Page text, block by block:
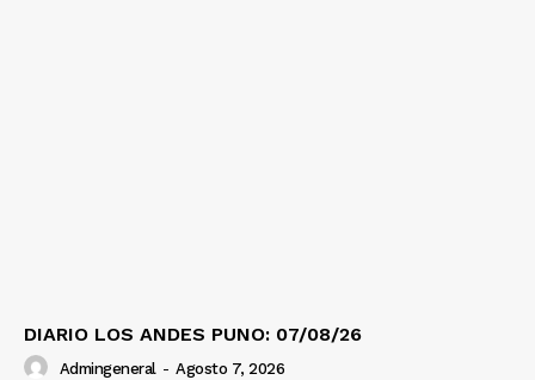
DIARIO LOS ANDES PUNO: 07/08/26
Admingeneral - Agosto 7, 2026